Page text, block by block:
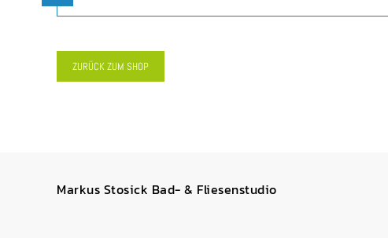
ZURÜCK ZUM SHOP
Markus Stosick Bad- & Fliesenstudio